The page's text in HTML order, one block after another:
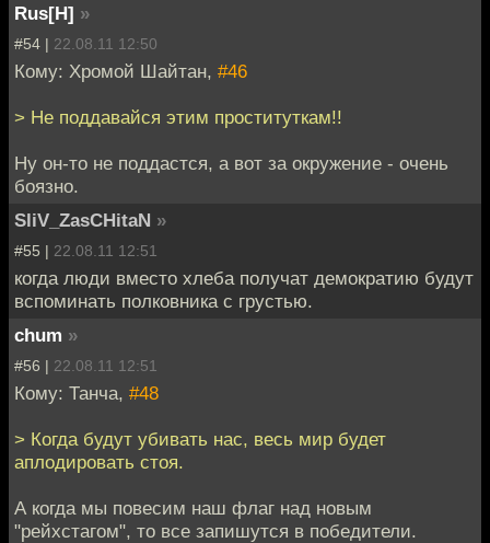
Rus[H] »
#54 | 22.08.11 12:50
Кому: Хромой Шайтан, #46
> Не поддавайся этим проституткам!!
Ну он-то не поддастся, а вот за окружение - очень
боязно.
SliV_ZasCHitaN »
#55 | 22.08.11 12:51
когда люди вместо хлеба получат демократию будут
вспоминать полковника с грустью.
chum »
#56 | 22.08.11 12:51
Кому: Танча, #48
> Когда будут убивать нас, весь мир будет
аплодировать стоя.
А когда мы повесим наш флаг над новым
"рейхстагом", то все запишутся в победители.